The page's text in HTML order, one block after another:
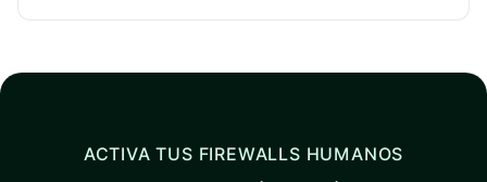
ACTIVA TUS FIREWALLS HUMANOS